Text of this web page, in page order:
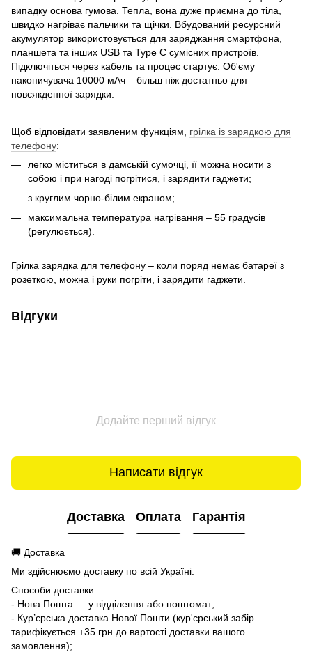
випадку основа гумова. Тепла, вона дуже приємна до тіла,
швидко нагріває пальчики та щічки. Вбудований ресурсний
акумулятор використовується для заряджання смартфона,
планшета та інших USB та Type C сумісних пристроїв.
Підключіться через кабель та процес стартує. Об'єму
накопичувача 10000 мАч – більш ніж достатньо для
повсякденної зарядки.
Щоб відповідати заявленим функціям, грілка із зарядкою для
телефону:
легко міститься в дамській сумочці, її можна носити з
собою і при нагоді погрітися, і зарядити гаджети;
з круглим чорно-білим екраном;
максимальна температура нагрівання – 55 градусів
(регулюється).
Грілка зарядка для телефону – коли поряд немає батареї з
розеткою, можна і руки погріти, і зарядити гаджети.
Відгуки
Додайте перший відгук
Написати відгук
Доставка Оплата Гарантія
🚚 Доставка
Ми здійснюємо доставку по всій Україні.
Способи доставки:
- Нова Пошта — у відділення або поштомат;
- Кур’єрська доставка Нової Пошти (кур'єрський забір
тарифікується +35 грн до вартості доставки вашого
замовлення);